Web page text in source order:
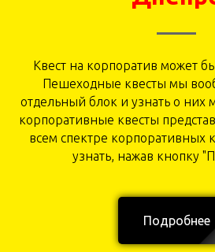
Квест на корпоратив может
Пешеходные квесты мы
отдельный блок и узнать о них
корпоративные квесты
всем спектре корпоративных
узнать, нажав кнопку
Подробнее